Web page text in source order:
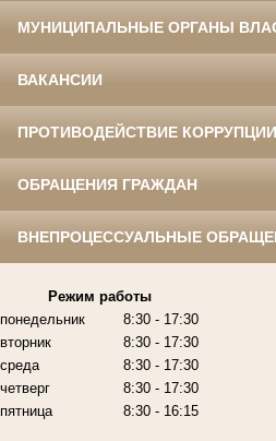
МУНИЦИПАЛЬНЫЕ ОРГАНЫ
ВАКАНСИИ
ПРОТИВОДЕЙСТВИЕ КОРРУПЦИИ
ОБРАЩЕНИЯ ГРАЖДАН
ВНЕПРОЦЕССУАЛЬНЫЕ
Режим работы
понедельник
вторник
среда
четверг
пятница
8:30 - 17:30
8:30 - 17:30
8:30 - 17:30
8:30 - 17:30
8:30 - 16:15